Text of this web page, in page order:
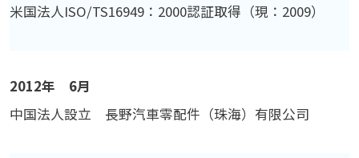
米国法人ISO/TS16949：2000認証取得（現：2009）
2012年 6月
中国法人設立 長野汽車零配件（珠海）有限公司